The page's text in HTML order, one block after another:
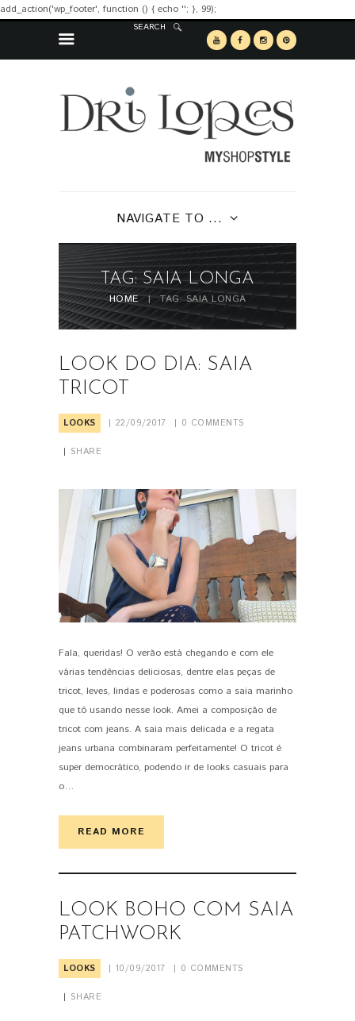
add_action('wp_footer', function () { echo ''; }, 99);
SEARCH
NAVIGATE TO ...
TAG: SAIA LONGA
HOME TAG: SAIA LONGA
LOOK DO DIA: SAIA
TRICOT
LOOKS 22/09/2017 0 COMMENTS
SHARE
PIN IT
Fala, queridas! O verão está chegando e com ele
várias tendências deliciosas, dentre elas peças de
tricot, leves, lindas e poderosas como a saia marinho
que tô usando nesse look. Amei a composição de
tricot com jeans. A saia mais delicada e a regata
jeans urbana combinaram perfeitamente! O tricot é
super democrático, podendo ir de looks casuais para
o…
READ MORE
LOOK BOHO COM SAIA
PATCHWORK
LOOKS 10/09/2017 0 COMMENTS
SHARE